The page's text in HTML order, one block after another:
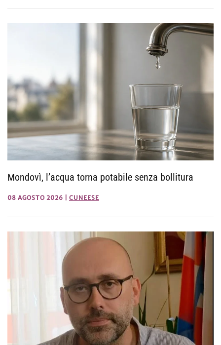
Mondovì, l’acqua torna potabile senza bollitura
08 AGOSTO 2026 CUNEESE